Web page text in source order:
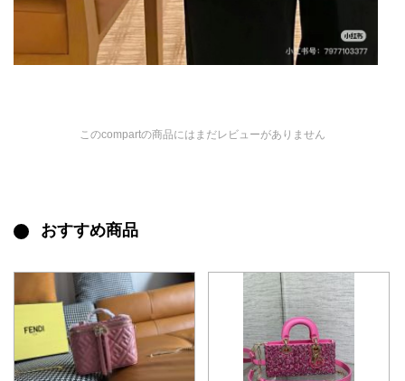
このcompartの商品にはまだレビューがありません
おすすめ商品